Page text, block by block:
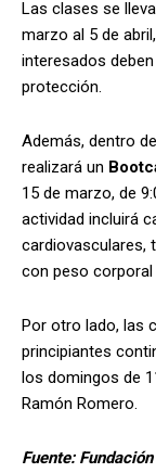
Las clases se
marzo al 5 de
interesados
protección.
Además, dentro
realizará un
15 de marzo, de
actividad incluirá
cardiovasculares,
con peso
Por otro lado, las
principiantes
los domingos de
Ramón Romero.
Fuente: